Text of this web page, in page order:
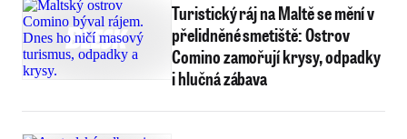
Turistický ráj na Maltě se mění v
přelidněné smetiště: Ostrov
Comino zamořují krysy, odpadky
i hlučná zábava